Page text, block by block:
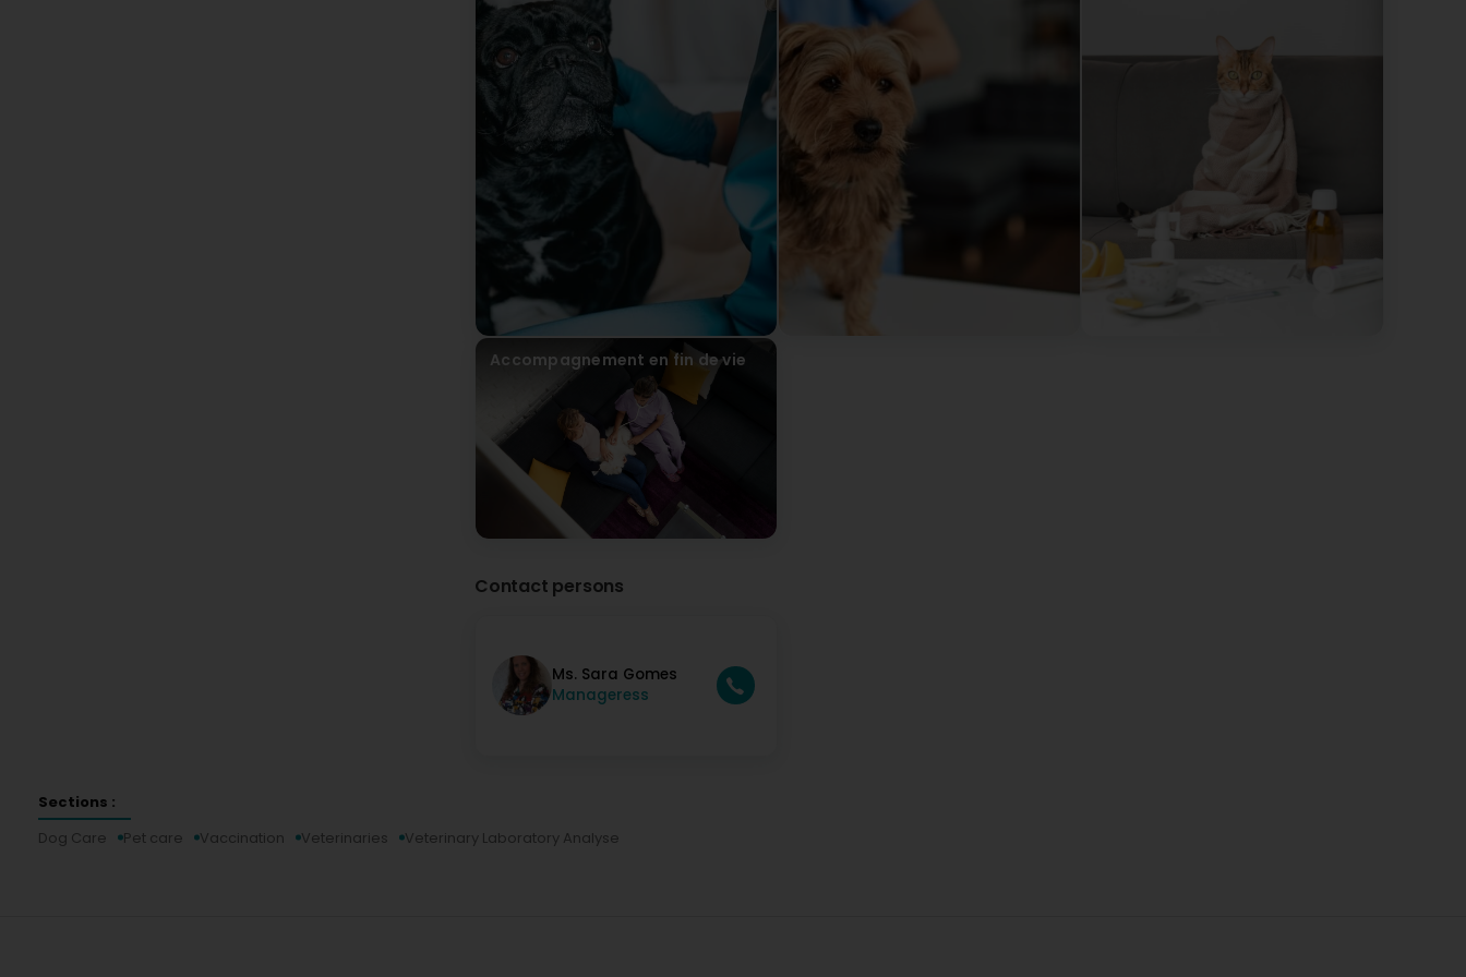
take the time to explain each step clearly and ensure that both the animals and their owners feel confident.
The facilities are also very clean and well-suited to the needs of the animals. This is undoubtedly an address I
highly recommend to anyone looking for a trustworthy veterinarian in the area. (Original) La clinique
vétérinaire Cabinet Vétérinaire Dudelange offre un service exceptionnel. Dès le premier contact, l’accueil est
chaleureux, professionnel et très humain, ce qui est particulièrement rassurant lorsqu’il s’agit de la santé de
nos animaux. L’équipe fait preuve d’une grande compétence et d’une véritable passion pour son travail. Elle
prend le temps d’expliquer chaque étape avec clarté et veille à ce que les animaux comme leurs
propriétaires se sentent en confiance. Les installations sont également très propres et bien adaptées. C’est
sans aucun doute une adresse que je recommande vivement à toute personne recherchant un vétérinaire
de confiance dans la région.
Accompagnement en fin de vie
Contact persons
Ms. Sara Gomes
Manageress
Sections :
Dog Care
Pet care Vaccination Veterinaries Veterinary Laboratory Analyse